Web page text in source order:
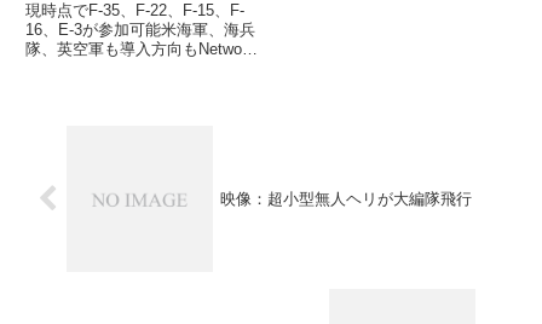
現時点でF-35、F-22、F-15、F-
16、E-3が参加可能米海軍、海兵
隊、英空軍も導入方向もNetwork
映像：超小型無人ヘリが大編隊飛行